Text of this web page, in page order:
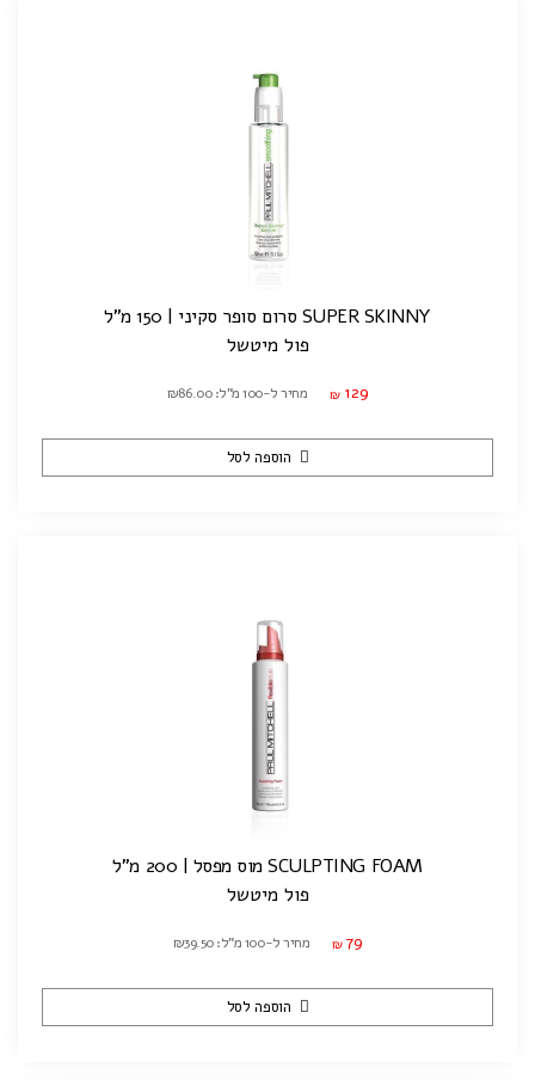
SUPER SKINNY סרום סופר סקיני | 150 מ"ל
פול מיטשל
₪ 129 מחיר ל-100 מ"ל: ₪86.00
הוספה לסל
SCULPTING FOAM מוס מפסל | 200 מ"ל
פול מיטשל
₪ 79 מחיר ל-100 מ"ל: ₪39.50
הוספה לסל